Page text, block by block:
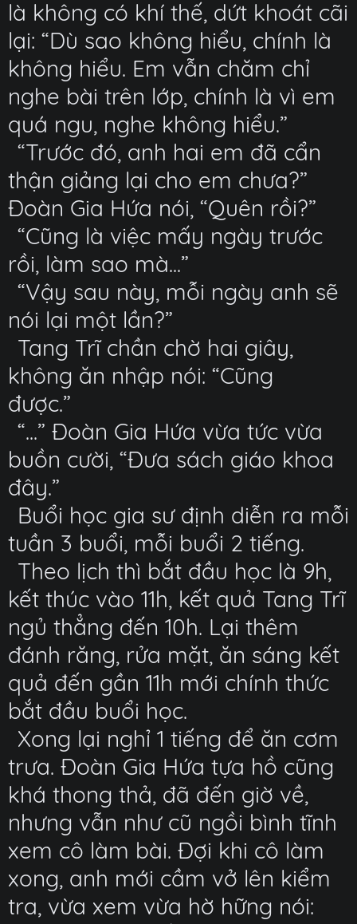
là không có khí thế, dứt khoát cãi
lại: “Dù sao không hiểu, chính là
không hiểu. Em vẫn chăm chỉ
nghe bài trên lớp, chính là vì em
quá ngu, nghe không hiểu.”
“Trước đó, anh hai em đã cẩn
thận giảng lại cho em chưa?”
Đoàn Gia Hứa nói, “Quên rồi?”
“Cũng là việc mấy ngày trước
rồi, làm sao mà...”
“Vậy sau này, mỗi ngày anh sẽ
nói lại một lần?”
Tang Trĩ chần chờ hai giây,
không ăn nhập nói: “Cũng
được.”
“...” Đoàn Gia Hứa vừa tức vừa
buồn cười, “Đưa sách giáo khoa
đây.”
Buổi học gia sư định diễn ra mỗi
tuần 3 buổi, mỗi buổi 2 tiếng.
Theo lịch thì bắt đầu học là 9h,
kết thúc vào 11h, kết quả Tang Trĩ
ngủ thẳng đến 10h. Lại thêm
đánh răng, rửa mặt, ăn sáng kết
quả đến gần 11h mới chính thức
bắt đầu buổi học.
Xong lại nghỉ 1 tiếng để ăn cơm
trưa. Đoàn Gia Hứa tựa hồ cũng
khá thong thả, đã đến giờ về,
nhưng vẫn như cũ ngồi bình tĩnh
xem cô làm bài. Đợi khi cô làm
xong, anh mới cầm vở lên kiểm
tra, vừa xem vừa hờ hững nói: